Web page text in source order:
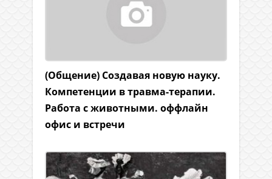
(Общение) Создавая новую науку.
Компетенции в травма-терапии.
Работа с животными. оффлайн
офис и встречи